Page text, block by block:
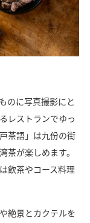
のに写真撮影にと
レストランでゆっ
茶語」は九份の街
茶が楽しめます。
飲茶やコース料理
絶景とカクテルを